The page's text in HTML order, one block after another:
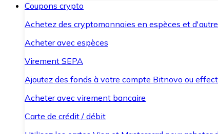
Coupons crypto
Achetez des cryptomonnaies en espèces et
Acheter avec espèces
Virement SEPA
Ajoutez des fonds à votre compte Bitnovo ou
Acheter avec virement bancaire
Carte de crédit / débit